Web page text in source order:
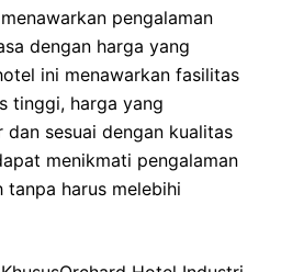
pengalaman
dengan harga yang
ini menawarkan fasilitas
tinggi, harga yang
sesuai dengan kualitas
menikmati pengalaman
tanpa harus melebihi